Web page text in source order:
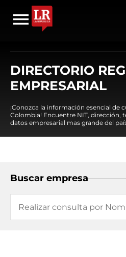
DIRECTORIO
EMPRESARIAL
¡Conozca la información esencial de
Colombia! Encuentre NIT, dirección,
datos empresarial mas grande del
Buscar empresa